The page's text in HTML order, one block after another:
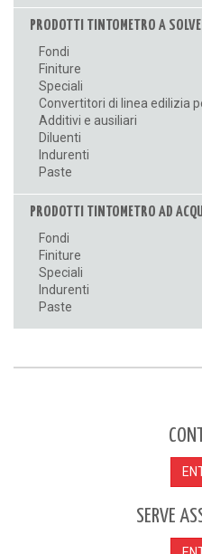
PRODOTTI TINTOMETRO A
Fondi
Finiture
Speciali
Convertitori di linea edilizia
Additivi e ausiliari
Diluenti
Indurenti
Paste
PRODOTTI TINTOMETRO AD
Fondi
Finiture
Speciali
Indurenti
Paste
SERVE